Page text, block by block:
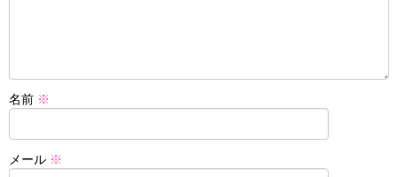
名前 ※
メール ※